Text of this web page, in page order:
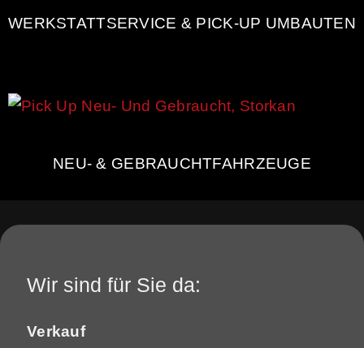
WERKSTATTSERVICE & PICK-UP UMBAUTEN
NEU- & GEBRAUCHTFAHRZEUGE
Wir sind für Sie da:
Verkauf